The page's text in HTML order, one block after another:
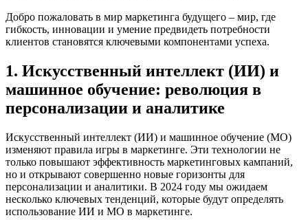
Добро пожаловать в мир маркетинга будущего – мир, где
гибкость, инновации и умение предвидеть потребности
клиентов становятся ключевыми компонентами успеха.
1. Искусственный интеллект (ИИ) и
машинное обучение: революция в
персонализации и аналитике
Искусственный интеллект (ИИ) и машинное обучение (МО)
изменяют правила игры в маркетинге. Эти технологии не
только повышают эффективность маркетинговых кампаний,
но и открывают совершенно новые горизонты для
персонализации и аналитики. В 2024 году мы ожидаем
несколько ключевых тенденций, которые будут определять
использование ИИ и МО в маркетинге.